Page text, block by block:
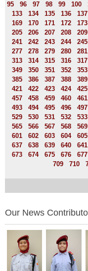
95
96 97 98 99 100
133
134 135 136 137
169
170 171 172 173
205
206 207 208 209
241
242 243 244 245
277
278 279 280 281
313
314 315 316 317
349
350 351 352 353
385
386 387 388 389
421
422 423 424 425
457
458 459 460 461
493
494 495 496 497
529
530 531 532 533
565
566 567 568 569
601
602 603 604 605
637
638 639 640 641
673
674 675 676 677
709
710
Our News